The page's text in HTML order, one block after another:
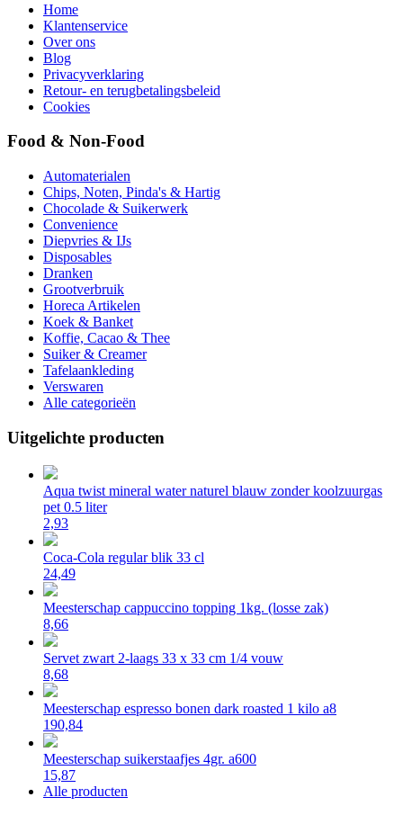
Home
Klantenservice
Over ons
Blog
Privacyverklaring
Retour- en terugbetalingsbeleid
Cookies
Food & Non-Food
Automaterialen
Chips, Noten, Pinda's & Hartig
Chocolade & Suikerwerk
Convenience
Diepvries & IJs
Disposables
Dranken
Grootverbruik
Horeca Artikelen
Koek & Banket
Koffie, Cacao & Thee
Suiker & Creamer
Tafelaankleding
Verswaren
Alle categorieën
Uitgelichte producten
Aqua twist mineral water naturel blauw zonder koolzuurgas
pet 0.5 liter
2,93
Coca-Cola regular blik 33 cl
24,49
Meesterschap cappuccino topping 1kg. (losse zak)
8,66
Servet zwart 2-laags 33 x 33 cm 1/4 vouw
8,68
Meesterschap espresso bonen dark roasted 1 kilo a8
190,84
Meesterschap suikerstaafjes 4gr. a600
15,87
Alle producten